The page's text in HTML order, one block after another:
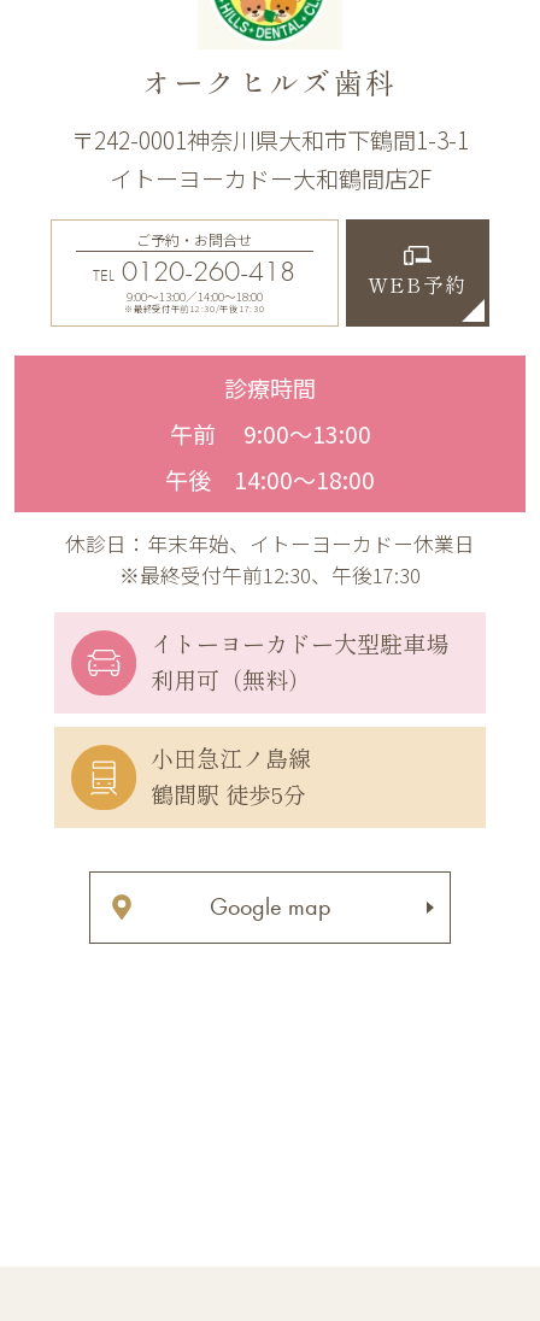
オークヒルズ歯科
〒242-0001神奈川県大和市下鶴間1-3-1
イトーヨーカドー大和鶴間店2F
ご予約・お問合せ
TEL 0120-260-418
9:00〜13:00／14:00〜18:00
※最終受付午前12:30/午後17:30
WEB予約
診療時間
午前 9:00〜13:00
午後 14:00〜18:00
休診日：年末年始、イトーヨーカドー休業日
※最終受付午前12:30、午後17:30
イトーヨーカドー大型駐車場
利用可（無料）
小田急江ノ島線
鶴間駅 徒歩5分
Google map